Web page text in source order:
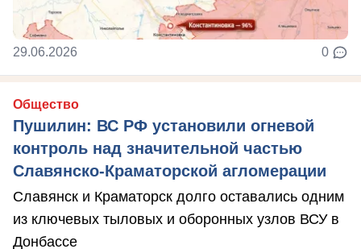
29.06.2026 0
Общество
Пушилин: ВС РФ установили огневой
контроль над значительной частью
Славянско-Краматорской агломерации
Славянск и Краматорск долго оставались одним
из ключевых тыловых и оборонных узлов ВСУ в
Донбассе